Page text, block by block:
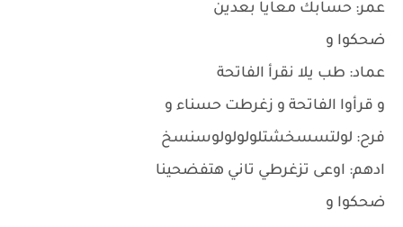
عمر: حسابك معايا بعدين
ضحكوا و
عماد: طب يلا نقرأ الفاتحة
و قرأوا الفاتحة و زغرطت حسناء و
فرح: لولتسسخشتلولولولوسنسخ
ادهم: اوعى تزغرطي تاني هتفضحينا
ضحكوا و